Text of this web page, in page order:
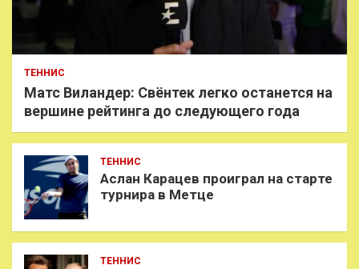
ТЕННИС
Матс Виландер: Свёнтек легко останется на
вершине рейтинга до следующего года
ТЕННИС
Аслан Карацев проиграл на старте
турнира в Метце
ТЕННИС